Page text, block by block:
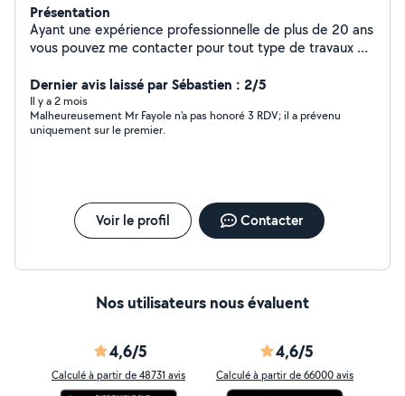
Présentation
Ayant une expérience professionnelle de plus de 20 ans
vous pouvez me contacter pour tout type de travaux de
Dernier avis laissé par Sébastien : 2/5
Il y a 2 mois
Malheureusement Mr Fayole n'a pas honoré 3 RDV; il a prévenu
uniquement sur le premier.
Voir le profil Contacter
Nos utilisateurs nous évaluent
4,6/5
Calculé à partir de 48731 avis
4,6/5
Calculé à partir de 66000 avis